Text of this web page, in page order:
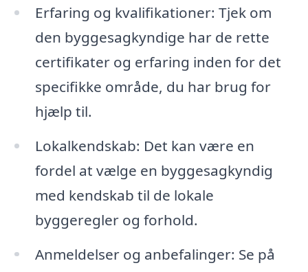
Erfaring og kvalifikationer: Tjek om
den byggesagkyndige har de rette
certifikater og erfaring inden for det
specifikke område, du har brug for
hjælp til.
Lokalkendskab: Det kan være en
fordel at vælge en byggesagkyndig
med kendskab til de lokale
byggeregler og forhold.
Anmeldelser og anbefalinger: Se på